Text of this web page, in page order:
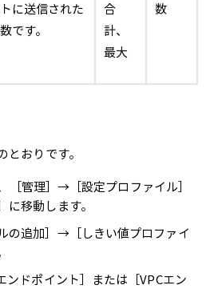
に送信された
です。
合
計、
最大
数
とおりです。
［管理］→［設定プロファイル］
移動します。
の追加］→［しきい値プロファイ
ンドポイント］または［VPCエン